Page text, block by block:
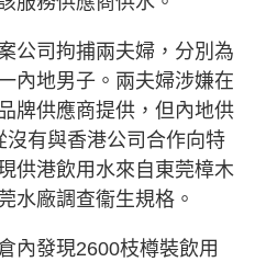
公司拘捕兩夫婦，分別為
內地男子。兩夫婦涉嫌在
牌供應商提供，但內地供
有與香港公司合作向特
供港飲用水來自東莞樟木
水廠調查衞生規格。
內發現2600枝樽裝飲用